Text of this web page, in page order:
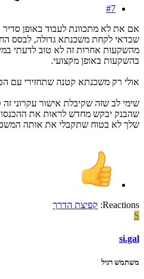
#7
אם את לא מתכוונת לעבוד באופן
שכדאי לקחת משכנתא גדולה, לבסס
מהשקעות אחרות זה לא טוב לדעתי
בהשקעות באופן מקצועי.
אולי רק משכנתא קטנה שתחזירי עם
שימי לב שזה שקיבלת אישור עקרוני זה
שהבנק יבקש מחדש לראות את
שלך לא בטוח שתקבלי את אותה
Reactions: קפיצת הדרך
S
si.gal
משתמש רגיל